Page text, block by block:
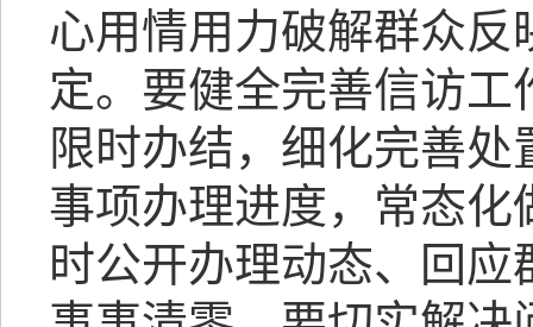
心用情用力破解群众
定。要健全完善信访
限时办结，细化完善
事项办理进度，常态
时公开办理动态、回